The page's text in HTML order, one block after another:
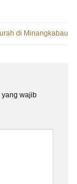
di Minangkabau
yang wajib